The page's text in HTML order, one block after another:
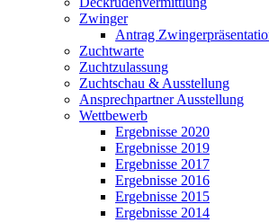
Zwinger
Antrag
Zuchtwarte
Zuchtzulassung
Zuchtschau & Ausstellung
Ansprechpartner Ausstellung
Wettbewerb
Ergebnisse 2020
Ergebnisse 2019
Ergebnisse 2017
Ergebnisse 2016
Ergebnisse 2015
Ergebnisse 2014